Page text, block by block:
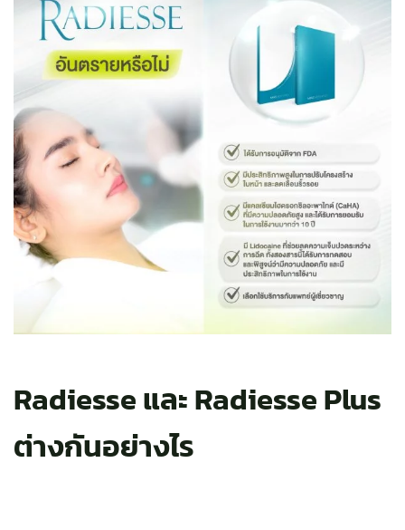
Radiesse และ Radiesse Plus
ต่างกันอย่างไร